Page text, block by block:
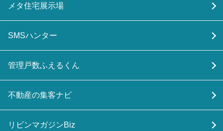
メタ住宅展示場
SMSハンター
管理戸数ふえるくん
不動産の集客ナビ
リビンマガジンBiz